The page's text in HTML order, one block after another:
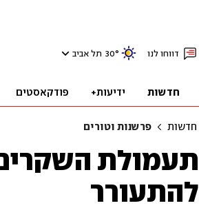
דווחו לנו 30° תל אביב
חדשות ידיעות+ פודקאסטים
חדשות פרשנות וטורים
תעמולת
להתעורר